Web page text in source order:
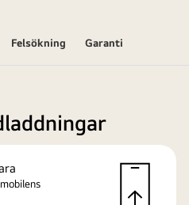
Felsökning Garanti